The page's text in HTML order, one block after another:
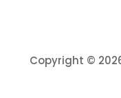
Copyright ©